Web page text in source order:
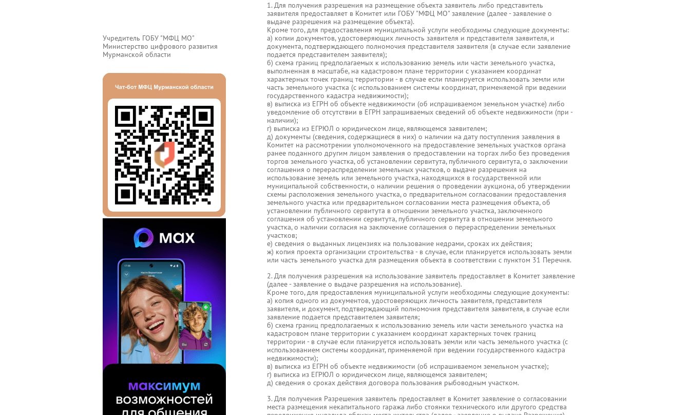
Учредитель ГОБУ "МФЦ МО"
Министерство цифрового развития
Мурманской области
1. Для получения разрешения на размещение объекта заявитель либо представитель
заявителя предоставляет в Комитет или ГОБУ "МФЦ МО" заявление (далее - заявление о
выдаче разрешения на размещение объекта).
Кроме того, для предоставления муниципальной услуги необходимы следующие документы:
а) копии документов, удостоверяющих личность заявителя и представителя заявителя, и
документа, подтверждающего полномочия представителя заявителя (в случае если заявление
подается представителем заявителя);
б) схема границ предполагаемых к использованию земель или части земельного участка,
выполненная в масштабе, на кадастровом плане территории с указанием координат
характерных точек границ территории - в случае если планируется использовать земли или
часть земельного участка (с использованием системы координат, применяемой при ведении
государственного кадастра недвижимости);
в) выписка из ЕГРН об объекте недвижимости (об испрашиваемом земельном участке) либо
уведомление об отсутствии в ЕГРН запрашиваемых сведений об объекте недвижимости (при -
наличии);
г) выписка из ЕГРЮЛ о юридическом лице, являющемся заявителем;
д) документы (сведения, содержащиеся в них) о наличии на дату поступления заявления в
Комитет на рассмотрении уполномоченного на предоставление земельных участков органа
ранее поданного другим лицом заявления о предоставлении на торгах либо без проведения
торгов земельного участка, об установлении сервитута, публичного сервитута, о заключении
соглашения о перераспределении земельных участков, о выдаче разрешения на
использование земель или земельного участка, находящихся в государственной или
муниципальной собственности, о наличии решения о проведении аукциона, об утверждении
схемы расположения земельного участка, о предварительном согласовании предоставления
земельного участка или предварительном согласовании места размещения объекта, об
установлении публичного сервитута в отношении земельного участка, заключенного
соглашения об установлении сервитута, публичного сервитута в отношении земельного
участка, о наличии согласия на заключение соглашения о перераспределении земельных
участков;
е) сведения о выданных лицензиях на пользование недрами, сроках их действия;
ж) копия проекта организации строительства - в случае, если планируется использовать земли
или часть земельного участка для размещения объекта в соответствии с пунктом 31 Перечня.
2. Для получения разрешения на использование заявитель предоставляет в Комитет заявление
(далее - заявление о выдаче разрешения на использование).
Кроме того, для предоставления муниципальной услуги необходимы следующие документы:
а) копия одного из документов, удостоверяющих личность заявителя, представителя
заявителя, и документ, подтверждающий полномочия представителя заявителя, в случае если
заявление подается представителем заявителя;
б) схема границ предполагаемых к использованию земель или части земельного участка на
кадастровом плане территории с указанием координат характерных точек границ
территории - в случае если планируется использовать земли или часть земельного участка (с
использованием системы координат, применяемой при ведении государственного кадастра
недвижимости);
в) выписка из ЕГРН об объекте недвижимости (об испрашиваемом земельном участке);
г) выписка из ЕГРЮЛ о юридическом лице, являющемся заявителем;
д) сведения о сроках действия договора пользования рыбоводным участком.
3. Для получения Разрешения заявитель предоставляет в Комитет заявление о согласовании
места размещения некапитального гаража либо стоянки технического или другого средства